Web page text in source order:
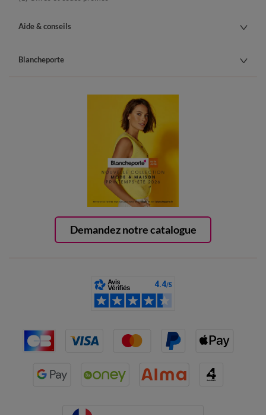
Demandez notre catalogue
Aide & conseils
Blancheporte